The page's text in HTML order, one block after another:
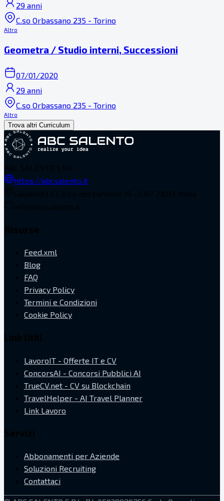
29 anni
C.so Orbassano 235 - Torino
Altro
Geometra / Studio interni, Successioni
07/01/2020
29 anni
C.so Orbassano 235 - Torino
Altro
Trova altri Curriculum
https://abcsalento.it
Feed.xml
Blog
FAQ
Privacy Policy
Termini e Condizioni
Cookie Policy
LavoroIT - Offerte IT e CV
ConcorsAI - Concorsi Pubblici AI
TrueCV.net - CV su Blockchain
TravelHelper - AI Travel Planner
Link Lavoro
Abbonamenti per Aziende
Soluzioni Recruiting
Contattaci